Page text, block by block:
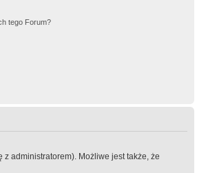
tego Forum?
z administratorem). Możliwe jest także, że